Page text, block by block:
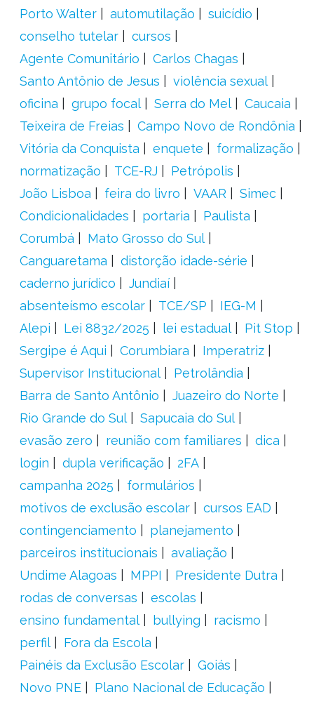
Porto Walter
automutilação
suicídio
conselho tutelar
cursos
Agente Comunitário
Carlos Chagas
Santo Antônio de Jesus
violência sexual
oficina
grupo focal Serra do Mel
Caucaia
Teixeira de Freias
Campo Novo de Rondônia
Vitória da Conquista
enquete
formalização
normatização
TCE-RJ
Petrópolis
João Lisboa
feira do livro VAAR
Simec
Condicionalidades
portaria
Paulista
Corumbá
Mato Grosso do Sul
Canguaretama
distorção idade-série
caderno jurídico
Jundiaí
absenteísmo escolar
TCE/SP
IEG-M
Alepi
Lei 8832/2025 lei estadual
Pit Stop
Sergipe é Aqui
Corumbiara
Imperatriz
Supervisor Institucional
Petrolândia
Barra de Santo Antônio
Juazeiro do Norte
Rio Grande do Sul
Sapucaia do Sul
evasão zero
reunião com familiares
dica
login
dupla verificação
2FA
campanha 2025
formulários
motivos de exclusão escolar
cursos EAD
contingenciamento
planejamento
parceiros institucionais
avaliação
Undime Alagoas
MPPI
Presidente Dutra
rodas de conversas
escolas
ensino fundamental
bullying
racismo
perfil
Fora da Escola
Painéis da Exclusão Escolar
Goiás
Novo PNE
Plano Nacional de Educação